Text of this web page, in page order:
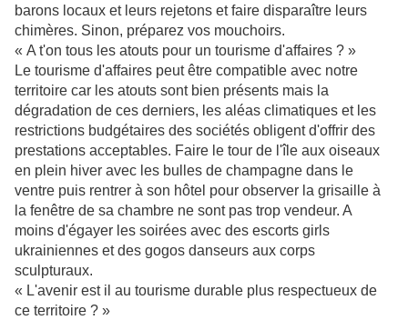
barons locaux et leurs rejetons et faire disparaître leurs
chimères. Sinon, préparez vos mouchoirs.
« A t'on tous les atouts pour un tourisme d'affaires ? »
Le tourisme d'affaires peut être compatible avec notre
territoire car les atouts sont bien présents mais la
dégradation de ces derniers, les aléas climatiques et les
restrictions budgétaires des sociétés obligent d'offrir des
prestations acceptables. Faire le tour de l'île aux oiseaux
en plein hiver avec les bulles de champagne dans le
ventre puis rentrer à son hôtel pour observer la grisaille à
la fenêtre de sa chambre ne sont pas trop vendeur. A
moins d'égayer les soirées avec des escorts girls
ukrainiennes et des gogos danseurs aux corps
sculpturaux.
« L'avenir est il au tourisme durable plus respectueux de
ce territoire ? »